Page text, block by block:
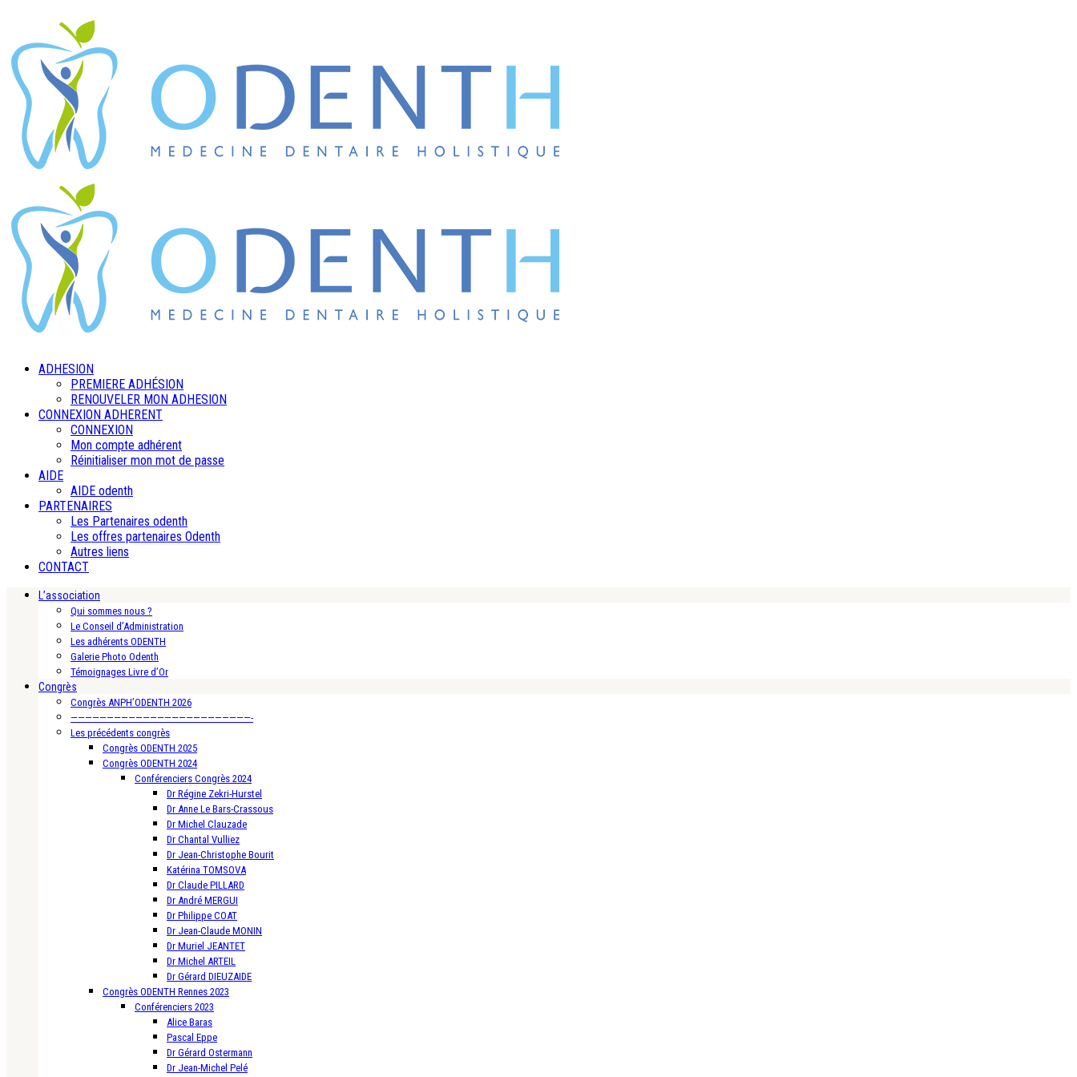
ADHESION
PREMIERE ADHÉSION
RENOUVELER MON ADHESION
CONNEXION ADHERENT
CONNEXION
Mon compte adhérent
Réinitialiser mon mot de passe
AIDE
AIDE odenth
PARTENAIRES
Les Partenaires odenth
Les offres partenaires Odenth
Autres liens
CONTACT
L’association
Qui sommes nous ?
Le Conseil d’Administration
Les adhérents ODENTH
Galerie Photo Odenth
Témoignages Livre d’Or
Congrès
Congrès ANPH’ODENTH 2026
—————————————————————————-
Les précédents congrès
Congrès ODENTH 2025
Congrès ODENTH 2024
Conférenciers Congrès 2024
Dr Régine Zekri-Hurstel
Dr Anne Le Bars-Crassous
Dr Michel Clauzade
Dr Chantal Vulliez
Dr Jean-Christophe Bourit
Katérina TOMSOVA
Dr Claude PILLARD
Dr André MERGUI
Dr Philippe COAT
Dr Jean-Claude MONIN
Dr Muriel JEANTET
Dr Michel ARTEIL
Dr Gérard DIEUZAIDE
Congrès ODENTH Rennes 2023
Conférenciers 2023
Alice Baras
Pascal Eppe
Dr Gérard Ostermann
Dr Jean-Michel Pelé